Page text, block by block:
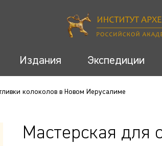
Издания Экспедиции
колоколов в Новом Иерусалиме
Мастерская для